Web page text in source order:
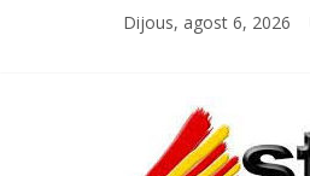
Dijous, agost 6, 2026